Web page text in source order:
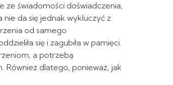
ze świadomości doświadczenia,
da się jednak wykluczyć z
od samego
się i zagubiła w pamięci.
a potrzebą
Również dlatego, ponieważ, jak